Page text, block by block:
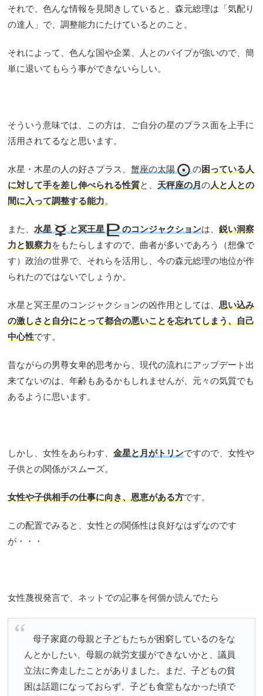
それで、色んな情報を見聞きしていると、森元総理は「気配り
の達人」で、調整能力にたけているとのこと。
それによって、色んな国や企業、人とのパイプが強いので、簡
単に退いてもらう事ができないらしい。
そういう意味では、この方は、ご自分の星のプラス面を上手に
活用されてるなと思います。
水星・木星の人の好さプラス、 蟹座の太陽 の困っている人
に対して手を差し伸べられる性質と、 天秤座の月の人と人との
間に入って調整する能力。
また、 水星 と冥王星 のコンジャクションは、 鋭い洞察
力と観察力をもたらしますので、曲者が多いであろう（想像で
す）政治の世界で、それらを活用し、今の森元総理の地位が作
られたのではないでしょうか。
水星と冥王星のコンジャクションの凶作用としては、 思い込み
の激しさと自分にとって都合の悪いことを忘れてしまう、自己
中心性です。
昔ながらの男尊女卑的思考から、現代の流れにアップデート出
来てないのは、年齢もあるかもしれませんが、元々の気質でも
あるように思います。
しかし、女性をあらわす、 金星と月がトリンですので、女性や
子供との関係がスムーズ。
女性や子供相手の仕事に向き、恩恵がある方です。
この配置でみると、女性との関係性は良好なはずなのです
が・・・
女性蔑視発言で、ネットでの記事を何個か読んでたら
母子家庭の母親と子どもたちが困窮しているのをな
んとかしたい、母親の就労支援ができないかと、議員
立法に奔走したことがありました。まだ、子どもの貧
困は話題になっておらず、子ども食堂もなかった頃で